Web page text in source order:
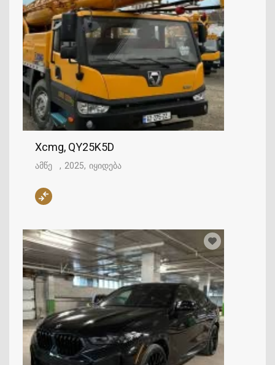
Xcmg, QY25K5D
ამწე 2025 იყიდება